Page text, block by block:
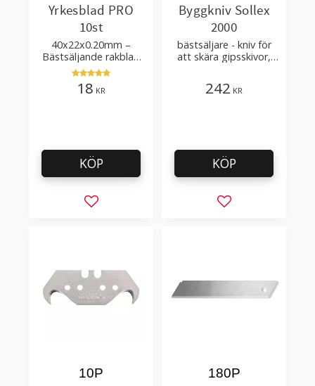
Yrkesblad PRO
10st
40x22x0.20mm –
Bästsäljande rakblad
för att skära tapet, tyg,
filt, hobby bruk
18 KR
Lägg till i favoriter
KÖP
Byggkniv Sollex
2000
bästsäljare - kniv för
att skära gipsskivor,
242 KR
Lägg till i
KÖP
10P 180P